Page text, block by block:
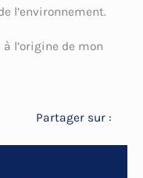
l’environnement.
l’origine de mon
Partager sur :